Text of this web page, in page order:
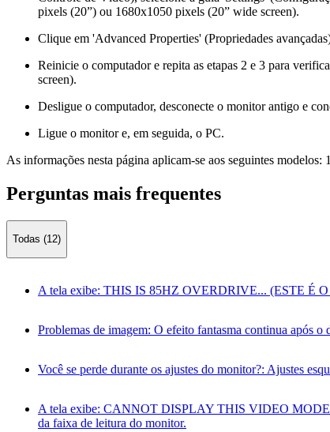
pixels (20”) ou 1680x1050 pixels (20” wide screen).
Clique em 'Advanced Properties' (Propriedades
Reinicie o computador e repita as etapas 2 e 3 para
screen).
Desligue o computador, desconecte o monitor antigo e
Ligue o monitor e, em seguida, o PC.
As informações nesta página aplicam-se aos seguintes modelos:
Perguntas mais frequentes
Todas (12)
A tela exibe: THIS IS 85HZ OVERDRIVE... (ESTE É O
Problemas de imagem: O efeito fantasma continua após o
Você se perde durante os ajustes do monitor?: Ajustes
A tela exibe: CANNOT DISPLAY THIS VIDEO
da faixa de leitura do monitor.